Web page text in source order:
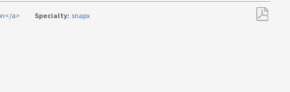
a> Specialty: snapx